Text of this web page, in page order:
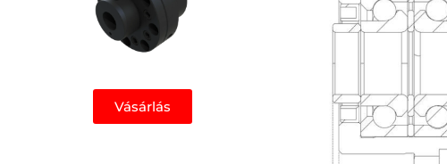
Vásárlás